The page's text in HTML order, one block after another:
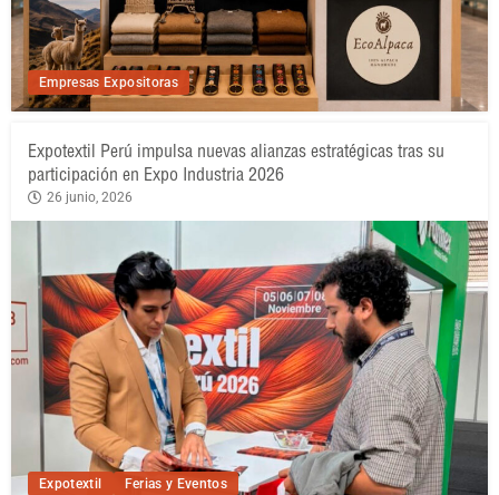
Empresas Expositoras
Expotextil Ferias y Eventos
Expotextil Perú impulsa nuevas alianzas estratégicas tras su
participación en Expo Industria 2026
26 junio, 2026